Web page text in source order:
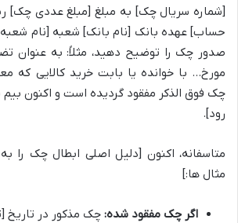
[شماره سریال چک] به مبلغ [مبلغ عددی چک]
حساب] عهده بانک [نام بانک] شعبه [نام
صدور چک را توضیح دهید، مثلاً: به عنوان
مورخ… با خوانده یا بابت خرید کالایی که
چک فوق الذکر مفقود گردیده است و اکنون بیم
رود].
متاسفانه، اکنون [دلیل اصلی ابطال چک را
مثال ها:]
اگر چک مفقود شده: چک مذکور در تاریخ